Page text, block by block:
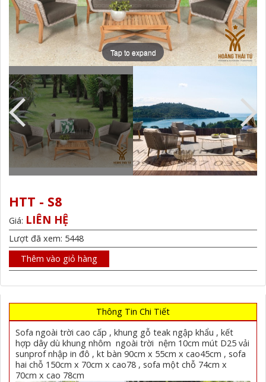
Tap to expand
HTT - S8
Giá: LIÊN HỆ
Lượt đã xem: 5448
Thêm vào giỏ hàng
Thông Tin Chi Tiết
Sofa ngoài trời cao cấp , khung gỗ teak ngập khẩu , kết
hợp dây dù khung nhôm ngoài trời nệm 10cm mút D25 vải
sunprof nhập in đô , kt bàn 90cm x 55cm x cao45cm , sofa
hai chỗ 150cm x 70cm x cao78 , sofa một chỗ 74cm x
70cm x cao 78cm